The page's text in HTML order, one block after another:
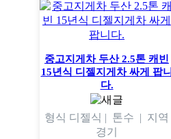
중고지게차 두산 2.5톤 캐빈
15년식 디젤지게차 싸게 팝니
다.
형식 디젤식 | 톤수 | 지역
경기